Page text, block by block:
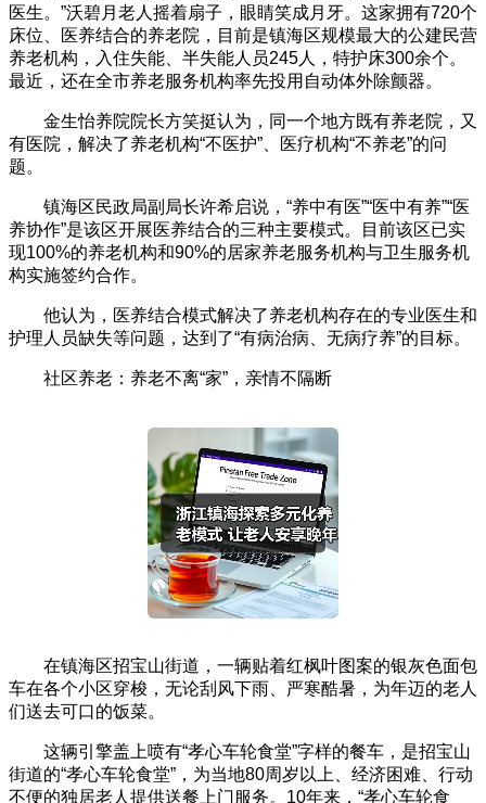
医生。”沃碧月老人摇着扇子，眼睛笑成月牙。这家拥有720个
床位、医养结合的养老院，目前是镇海区规模最大的公建民营
养老机构，入住失能、半失能人员245人，特护床300余个。
最近，还在全市养老服务机构率先投用自动体外除颤器。
金生怡养院院长方笑挺认为，同一个地方既有养老院，又
有医院，解决了养老机构“不医护”、医疗机构“不养老”的问
题。
镇海区民政局副局长许希启说，“养中有医”“医中有养”“医
养协作”是该区开展医养结合的三种主要模式。目前该区已实
现100%的养老机构和90%的居家养老服务机构与卫生服务机
构实施签约合作。
他认为，医养结合模式解决了养老机构存在的专业医生和
护理人员缺失等问题，达到了“有病治病、无病疗养”的目标。
社区养老：养老不离“家”，亲情不隔断
在镇海区招宝山街道，一辆贴着红枫叶图案的银灰色面包
车在各个小区穿梭，无论刮风下雨、严寒酷暑，为年迈的老人
们送去可口的饭菜。
这辆引擎盖上喷有“孝心车轮食堂”字样的餐车，是招宝山
街道的“孝心车轮食堂”，为当地80周岁以上、经济困难、行动
不便的独居老人提供送餐上门服务。10年来，“孝心车轮食